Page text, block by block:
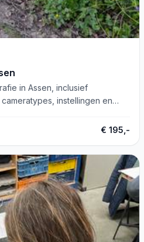
in Assen, inclusief
instellingen en
€ 195,-